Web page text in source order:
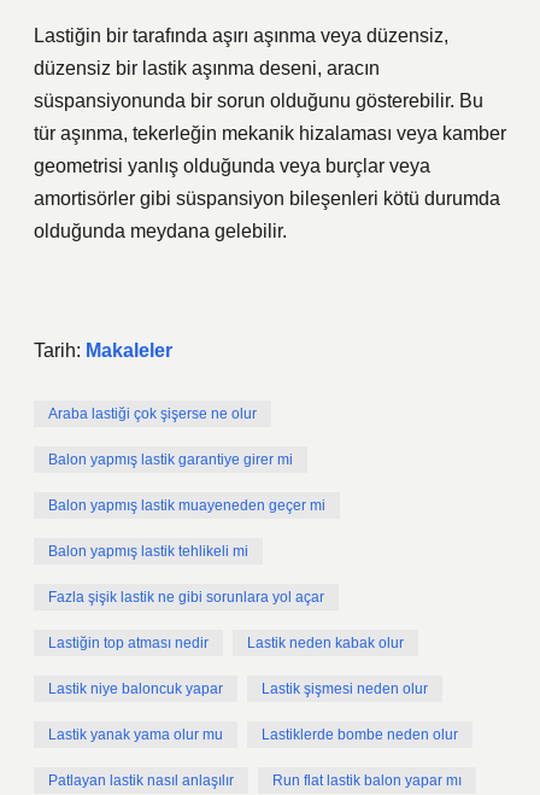
Lastiğin bir tarafında aşırı aşınma veya düzensiz,
düzensiz bir lastik aşınma deseni, aracın
süspansiyonunda bir sorun olduğunu gösterebilir. Bu
tür aşınma, tekerleğin mekanik hizalaması veya kamber
geometrisi yanlış olduğunda veya burçlar veya
amortisörler gibi süspansiyon bileşenleri kötü durumda
olduğunda meydana gelebilir.
Tarih: Makaleler
Araba lastiği çok şişerse ne olur
Balon yapmış lastik garantiye girer mi
Balon yapmış lastik muayeneden geçer mi
Balon yapmış lastik tehlikeli mi
Fazla şişik lastik ne gibi sorunlara yol açar
Lastiğin top atması nedir Lastik neden kabak olur
Lastik niye baloncuk yapar Lastik şişmesi neden olur
Lastik yanak yama olur mu Lastiklerde bombe neden olur
Patlayan lastik nasıl anlaşılır Run flat lastik balon yapar mı